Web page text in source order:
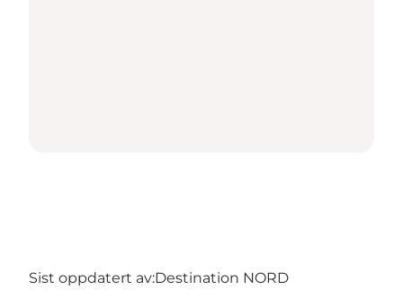
Sist oppdatert av:Destination NORD